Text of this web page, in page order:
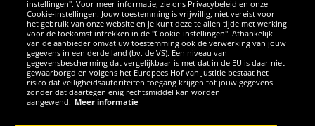
APPS
instellingen". Voor meer informatie, zie ons Privacybeleid en onze
Cookie-instellingen. Jouw toestemming is vrijwillig, niet vereist voor
het gebruik van onze website en je kunt deze te allen tijde met werking
voor de toekomst intrekken in de "Cookie-instellingen". Afhankelijk
van de aanbieder omvat uw toestemming ook de verwerking van jouw
gegevens in een derde land (bv. de VS). Een niveau van
gegevensbescherming dat vergelijkbaar is met dat in de EU is daar niet
gewaarborgd en volgens het Europees Hof van Justitie bestaat het
risico dat veiligheidsautoriteiten toegang krijgen tot jouw gegevens
zonder dat daartegen enig rechtsmiddel kan worden
aangewend. Meer informatie